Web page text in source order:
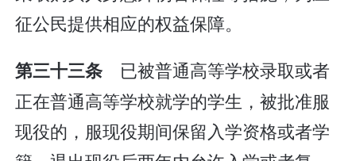
征公民提供相应的权益保障。
第三十三条 已被普通高等学校录取或者
正在普通高等学校就学的学生，被批准服
现役的，服现役期间保留入学资格或者学